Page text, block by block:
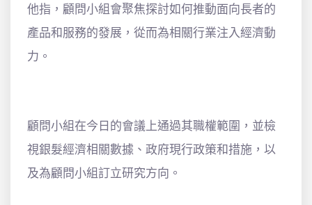
他指，顧問小組會聚焦探討如何推動面向長者的
產品和服務的發展，從而為相關行業注入經濟動
力。
顧問小組在今日的會議上通過其職權範圍，並檢
視銀髮經濟相關數據、政府現行政策和措施，以
及為顧問小組訂立研究方向。